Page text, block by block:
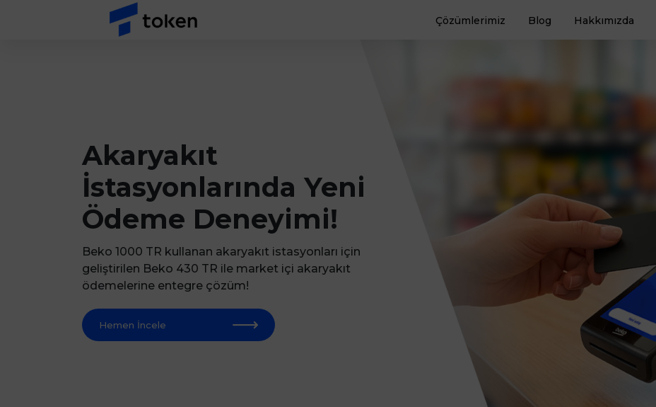
Çözümlerimiz Blog Hakkımızda
Ana Sayfa
Akaryakıt
İstasyonlarında Yeni
Ödeme Deneyimi!
Beko 1000 TR kullanan akaryakıt istasyonları için
geliştirilen Beko 430 TR ile market içi akaryakıt
ödemelerine entegre çözüm!
Hemen İncele